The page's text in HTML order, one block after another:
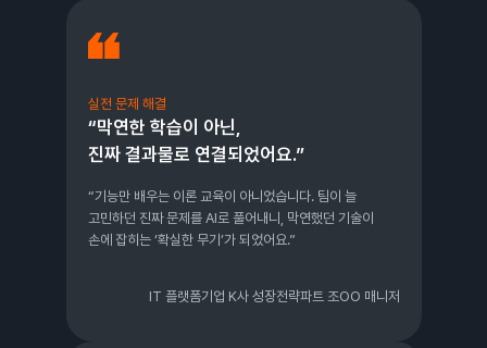
실전 문제 해결
“막연한 학습이 아닌,
진짜 결과물로 연결되었어요.”
“기능만 배우는 이론 교육이 아니었습니다. 팀이 늘
고민하던 진짜 문제를 AI로 풀어내니, 막연했던 기술이
손에 잡히는 ‘확실한 무기’가 되었어요.”
IT 플랫폼기업 K사 성장전략파트 조OO 매니저